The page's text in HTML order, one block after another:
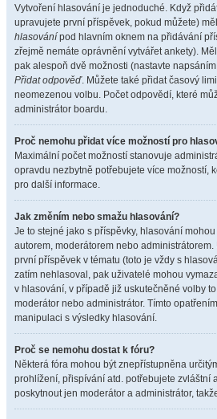
Vytvoření hlasování je jednoduché. Když
upravujete první příspěvek, pokud můžete)
hlasování pod hlavním oknem na přidávání
zřejmě nemáte oprávnění vytvářet ankety).
pak alespoň dvě možnosti (nastavte
Přidat odpověď. Můžete také přidat časový
neomezenou volbu. Počet odpovědí, které
administrátor boardu.
Proč nemohu přidat více možností pro
Maximální počet možností stanovuje
opravdu nezbytně potřebujete více možností,
pro další informace.
Jak změním nebo smažu hlasování?
Je to stejné jako s příspěvky, hlasování
autorem, moderátorem nebo
první příspěvek v tématu (toto je vždy s
zatím nehlasoval, pak uživatelé mohou
v hlasování, v případě již uskutečněné volby
moderátor nebo administrátor. Tímto
manipulaci s výsledky hlasování.
Proč se nemohu dostat k fóru?
Některá fóra mohou být znepřístupněna
prohlížení, přispívání atd. potřebujete zvláštní
poskytnout jen moderátor a administrátor,